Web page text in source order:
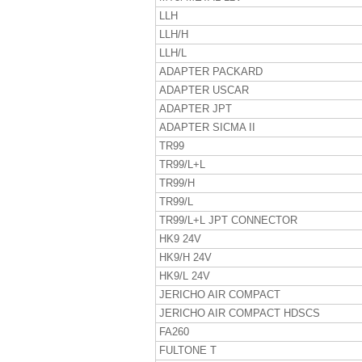
LLH
LLH/H
LLH/L
ADAPTER PACKARD
ADAPTER USCAR
ADAPTER JPT
ADAPTER SICMA II
TR99
TR99/L+L
TR99/H
TR99/L
TR99/L+L JPT CONNECTOR
HK9 24V
HK9/H 24V
HK9/L 24V
JERICHO AIR COMPACT
JERICHO AIR COMPACT HDSCS
FA260
FULTONE T